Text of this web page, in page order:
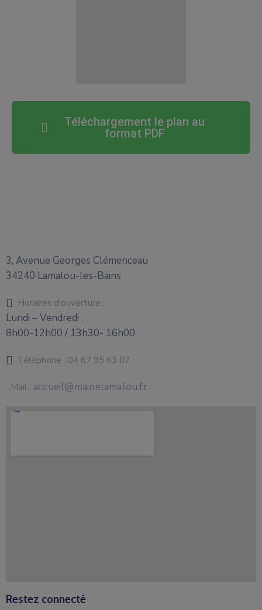
Téléchargement le plan au
format PDF
3, Avenue Georges Clémenceau
34240 Lamalou-les-Bains
Horaires d'ouverture :
Lundi – Vendredi :
8h00-12h00 / 13h30- 16h00
Téléphone : 04 67 95 63 07
Mail : accueil@mairielamalou.fr
Restez connecté